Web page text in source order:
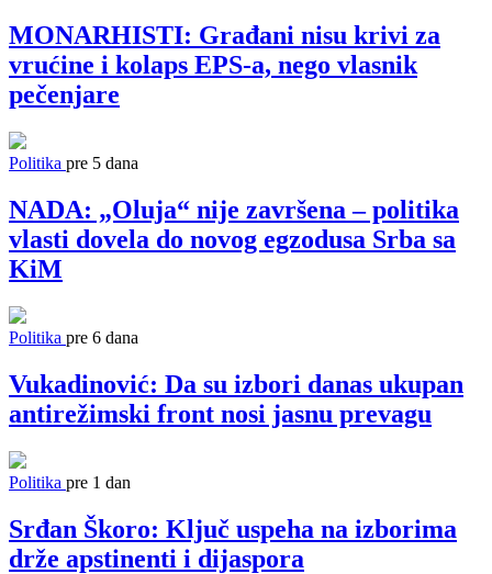
MONARHISTI: Građani nisu krivi za
vrućine i kolaps EPS-a, nego vlasnik
pečenjare
Politika pre 5 dana
NADA: „Oluja“ nije završena – politika
vlasti dovela do novog egzodusa Srba sa
KiM
Politika pre 6 dana
Vukadinović: Da su izbori danas ukupan
antirežimski front nosi jasnu prevagu
Politika pre 1 dan
Srđan Škoro: Ključ uspeha na izborima
drže apstinenti i dijaspora